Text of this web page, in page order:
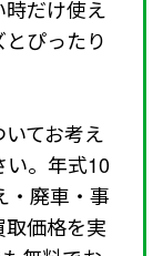
だけ使え
ぴったり
てお考え
い。年式10
・廃車・事
価格を実